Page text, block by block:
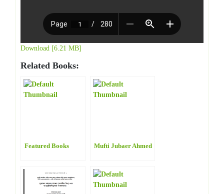
Download [6.21 MB]
Related Books:
Featured Books Mufti Jubaer Ahmed